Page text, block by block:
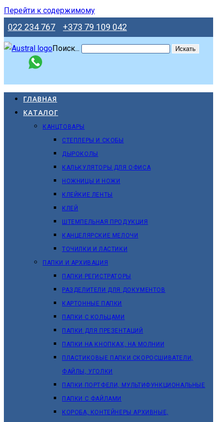
Перейти к содержимому
022 234 767 +373 79 109 042
Поиск... Искать
ГЛАВНАЯ
КАТАЛОГ
КАНЦТОВАРЫ
СТЕПЛЕРЫ И СКОБЫ
ДЫРОКОЛЫ
КАЛЬКУЛЯТОРЫ ДЛЯ ОФИСА
НОЖНИЦЫ И НОЖИ
КЛЕЙКИЕ ЛЕНТЫ
КЛЕЙ
ШТЕМПЕЛЬНАЯ ПРОДУКЦИЯ
КАНЦЕЛЯРСКИЕ МЕЛОЧИ
ТОЧИЛКИ И ЛАСТИКИ
ПАПКИ И АРХИВАЦИЯ
ПАПКИ РЕГИСТРАТОРЫ
РАЗДЕЛИТЕЛИ ДЛЯ ДОКУМЕНТОВ
КАРТОННЫЕ ПАПКИ
ПАПКИ С КОЛЬЦАМИ
ПАПКИ ДЛЯ ПРЕЗЕНТАЦИЙ
ПАПКИ НА КНОПКАХ, НА МОЛНИИ
ПЛАСТИКОВЫЕ ПАПКИ СКОРОСШИВАТЕЛИ,
ФАЙЛЫ, УГОЛКИ
ПАПКИ ПОРТФЕЛИ, МУЛЬТИФУНКЦИОНАЛЬНЫЕ
ПАПКИ С ФАЙЛАМИ
КОРОБА, КОНТЕЙНЕРЫ АРХИВНЫЕ,